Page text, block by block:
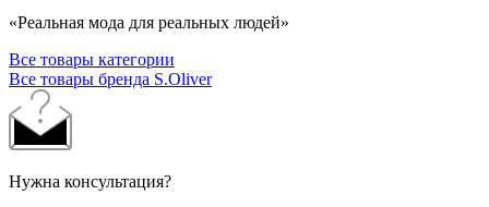
«Реальная мода для реальных людей»
Все товары категории
Все товары бренда S.Oliver
Нужна консультация?